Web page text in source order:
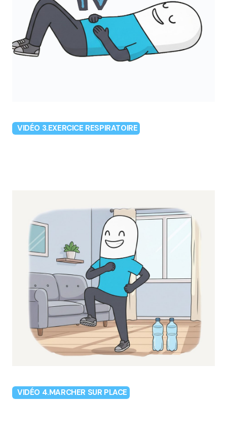
VIDÉO 3.EXERCICE RESPIRATOIRE
VIDÉO 4.MARCHER SUR PLACE